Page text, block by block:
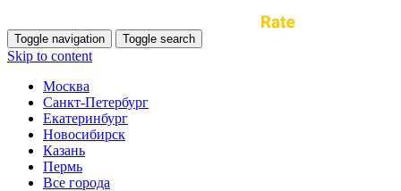
Toggle navigation Toggle search
Skip to content
Москва
Санкт-Петербург
Екатеринбург
Новосибирск
Казань
Пермь
Все города